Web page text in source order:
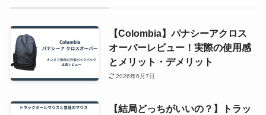
【Colombia】パナシーアクロス
オーバーレビュー！実際の使用感
とメリット・デメリット
2026年6月7日
【結局どっちがいいの？】トラッ